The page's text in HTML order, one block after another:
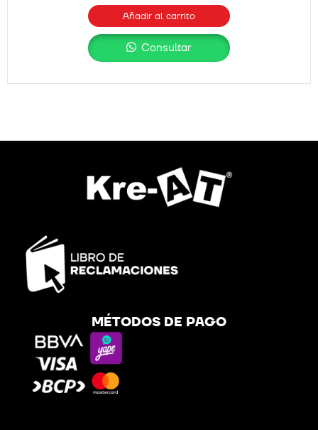
Añadir al carrito
Consultar
MÉTODOS DE PAGO